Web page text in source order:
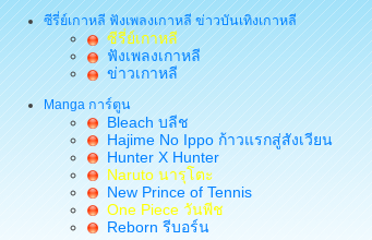
ซีรี่ย์เกาหลี ฟังเพลงเกาหลี ข่าวบันเทิงเกาหลี
ซีรี่ย์เกาหลี
ฟังเพลงเกาหลี
ข่าวเกาหลี
Manga การ์ตูน
Bleach บลีช
Hajime No Ippo ก้าวแรกสู่สังเวียน
Hunter X Hunter
Naruto นารุโตะ
New Prince of Tennis
One Piece วันพีช
Reborn รีบอร์น